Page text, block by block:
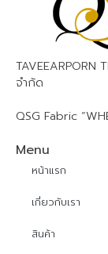
TAVEEARPORN
จำกัด
QSG Fabric
Menu
หน้าแรก
เกี่ยวกับเรา
สินค้า